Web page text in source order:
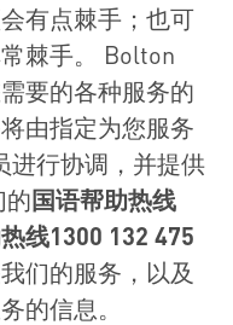
有点棘手；也可
棘手。 Bolton
要的各种服务的
由指定为您服务
进行协调，并提供
的国语帮助热线
线1300 132 475
们的服务，以及
的信息。